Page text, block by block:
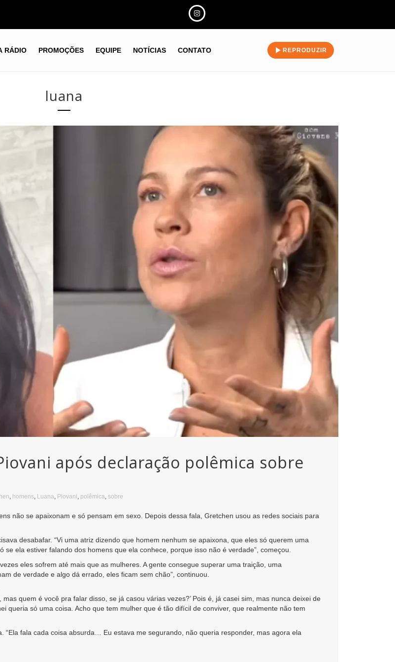
RÁDIO PROMOÇÕES EQUIPE NOTÍCIAS CONTATO REPRODUZIR
luana
após declaração polêmica sobre
, homens, Luana, Piovani, polêmica, sobre
não se apaixonam e só pensam em sexo. Depois dessa fala, Gretchen usou as redes sociais para
desabafar. “Vi uma atriz dizendo que homem nenhum se apaixona, que eles só querem uma
ela estiver falando dos homens que ela conhece, porque isso não é verdade”, começou.
eles sofrem até mais que as mulheres. A gente consegue superar uma traição, uma
de verdade e algo dá errado, eles ficam sem chão”, continuou.
quem é você pra falar disso, se já casou várias vezes?’ Pois é, já casei sim, mas nunca deixei de
queria só uma coisa. Acho que tem mulher que é tão difícil de conviver, que realmente não tem
“Ela fala cada coisa absurda… Eu estava me segurando, não queria responder, mas agora ela